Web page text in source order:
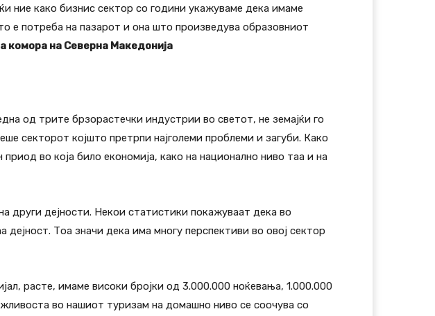
ние како бизнис сектор со години укажуваме дека имаме
е потреба на пазарот и она што произведува образовниот
комора на Северна Македонија
од трите брзорастечки индустрии во светот, не земајќи го
секторот којшто претрпи најголеми проблеми и загуби. Како
во која било економија, како на национално ниво таа и на
дејности. Некои статистики покажуваат дека во
дејност. Тоа значи дека има многу перспективи во овој сектор
расте, имаме високи бројки од 3.000.000 ноќевања, 1.000.000
во нашиот туризам на домашно ниво се соочува со